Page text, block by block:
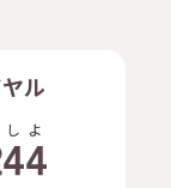
ル
し よ